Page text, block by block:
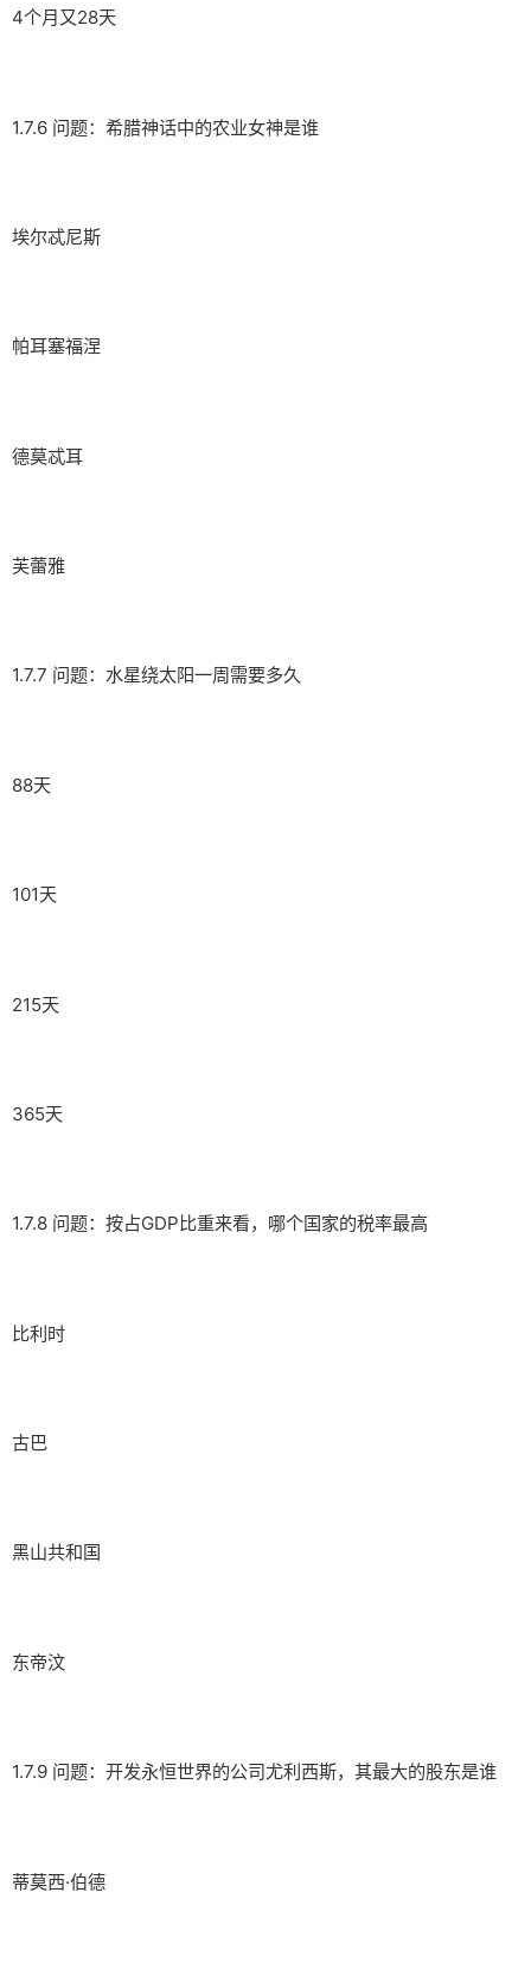
4个月又28天
1.7.6 问题：希腊神话中的农业女神是谁
埃尔忒尼斯
帕耳塞福涅
德莫忒耳
芙蕾雅
1.7.7 问题：水星绕太阳一周需要多久
88天
101天
215天
365天
1.7.8 问题：按占GDP比重来看，哪个国家的税率最高
比利时
古巴
黑山共和国
东帝汶
1.7.9 问题：开发永恒世界的公司尤利西斯，其最大的股东是谁
蒂莫西·伯德